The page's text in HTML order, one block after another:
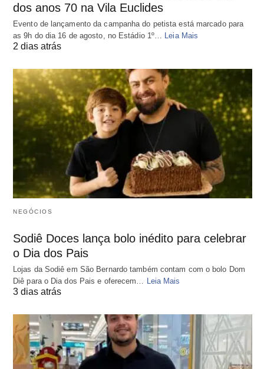
dos anos 70 na Vila Euclides
Evento de lançamento da campanha do petista está marcado para
as 9h do dia 16 de agosto, no Estádio 1º…
Leia Mais
2 dias atrás
NEGÓCIOS
Sodiê Doces lança bolo inédito para celebrar
o Dia dos Pais
Lojas da Sodiê em São Bernardo também contam com o bolo Dom
Diê para o Dia dos Pais e oferecem… Leia Mais
3 dias atrás